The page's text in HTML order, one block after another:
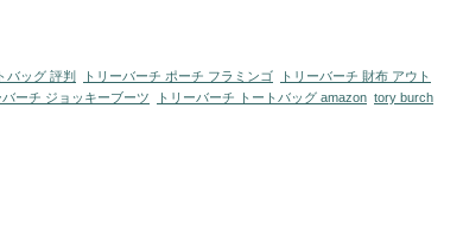
バッグ 評判 トリーバーチ ポーチ フラミンゴ
トリーバーチ 財布 アウト
バーチ ジョッキーブーツ トリーバーチ トートバッグ amazon tory burch